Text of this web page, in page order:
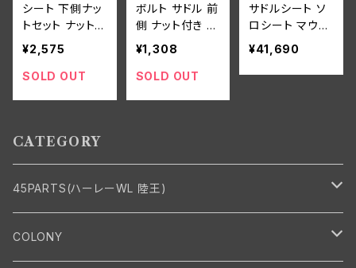
シート 下側ナッ
トセット ナット+
3143-25+3147
-29A+0129 ハ
ーレーダビッドソ
¥2,575
SOLD OUT
ボルト サドル 前
側 ナット付き ソ
ロシート用 ハー
レーダビッドソン
1934-74年 全
¥1,308
SOLD OUT
サドルシート ソ
ロシート マウン
トキット ハーレ
ーダビッドソン 1
984-1999年 ソ
¥41,690
CATEGORY
45PARTS(ハーレーWL 陸王)
エンジン
COLONY